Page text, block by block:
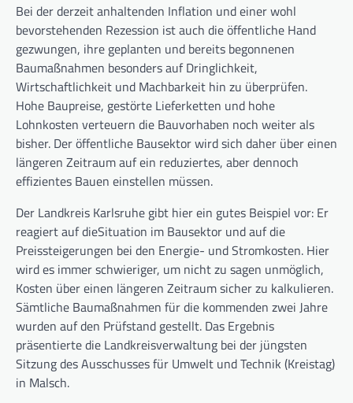
Bei der derzeit anhaltenden Inflation und einer wohl
bevorstehenden Rezession ist auch die öffentliche Hand
gezwungen, ihre geplanten und bereits begonnenen
Baumaßnahmen besonders auf Dringlichkeit,
Wirtschaftlichkeit und Machbarkeit hin zu überprüfen.
Hohe Baupreise, gestörte Lieferketten und hohe
Lohnkosten verteuern die Bauvorhaben noch weiter als
bisher. Der öffentliche Bausektor wird sich daher über einen
längeren Zeitraum auf ein reduziertes, aber dennoch
effizientes Bauen einstellen müssen.
Der Landkreis Karlsruhe gibt hier ein gutes Beispiel vor: Er
reagiert auf dieSituation im Bausektor und auf die
Preissteigerungen bei den Energie- und Stromkosten. Hier
wird es immer schwieriger, um nicht zu sagen unmöglich,
Kosten über einen längeren Zeitraum sicher zu kalkulieren.
Sämtliche Baumaßnahmen für die kommenden zwei Jahre
wurden auf den Prüfstand gestellt. Das Ergebnis
präsentierte die Landkreisverwaltung bei der jüngsten
Sitzung des Ausschusses für Umwelt und Technik (Kreistag)
in Malsch.